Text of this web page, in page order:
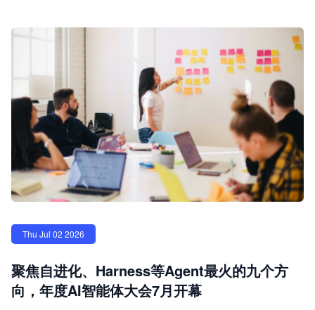
Thu Jul 02 2026
聚焦自进化、Harness等Agent最火的九个方
向，年度AI智能体大会7月开幕